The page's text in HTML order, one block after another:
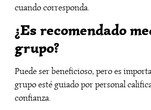
cuando corresponda.
¿Es recomendado
grupo?
Puede ser beneficioso, pero es
grupo esté guiado por personal
confianza.